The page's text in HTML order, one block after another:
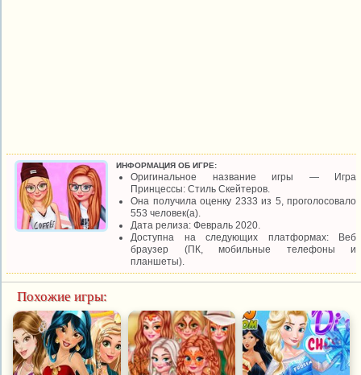
ИНФОРМАЦИЯ ОБ ИГРЕ:
Оригинальное название игры — Игра
Принцессы: Стиль Скейтеров.
Она получила оценку 2333 из 5, проголосовало
553 человек(а).
Дата релиза: Февраль 2020.
Доступна на следующих платформах: Веб
браузер (ПК, мобильные телефоны и
планшеты).
Похожие игры: